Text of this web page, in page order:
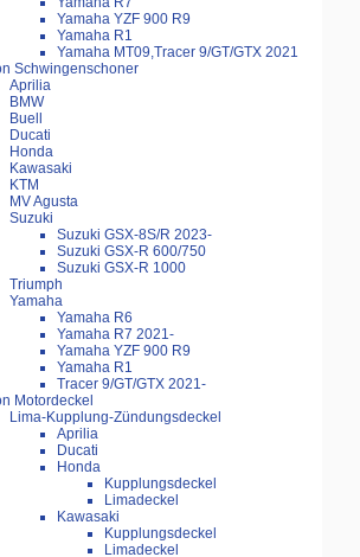
Yamaha YZF 900 R9
Yamaha R1
Yamaha MT09,Tracer 9/GT/GTX 2021
Schwingenschoner
Aprilia
BMW
Buell
Ducati
Honda
Kawasaki
KTM
MV Agusta
Suzuki
Suzuki GSX-8S/R 2023-
Suzuki GSX-R 600/750
Suzuki GSX-R 1000
Triumph
Yamaha
Yamaha R6
Yamaha R7 2021-
Yamaha YZF 900 R9
Yamaha R1
Tracer 9/GT/GTX 2021-
Motordeckel
Lima-Kupplung-Zündungsdeckel
Aprilia
Ducati
Honda
Kupplungsdeckel
Limadeckel
Kawasaki
Kupplungsdeckel
Limadeckel